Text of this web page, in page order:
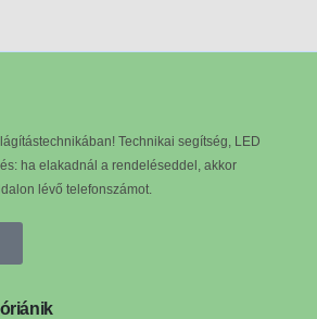
Technikai segítség, LED
ha elakadnál a rendeléseddel, akkor
lévő telefonszámot.